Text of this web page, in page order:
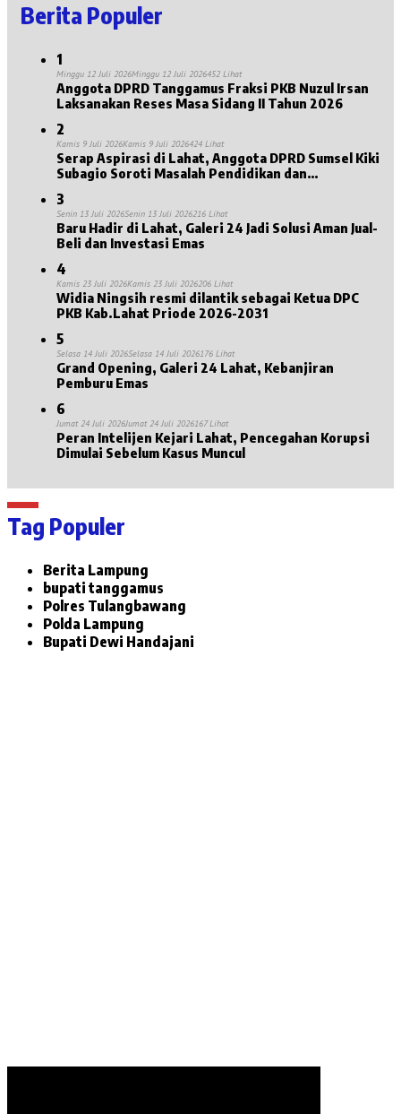
Berita Populer
1
Minggu 12 Juli 2026Minggu 12 Juli 2026452 Lihat
Anggota DPRD Tanggamus Fraksi PKB Nuzul Irsan
Laksanakan Reses Masa Sidang II Tahun 2026
2
Kamis 9 Juli 2026Kamis 9 Juli 2026424 Lihat
Serap Aspirasi di Lahat, Anggota DPRD Sumsel Kiki
Subagio Soroti Masalah Pendidikan dan
3
Senin 13 Juli 2026Senin 13 Juli 2026216 Lihat
Baru Hadir di Lahat, Galeri 24 Jadi Solusi Aman Jual-
Beli dan Investasi Emas
4
Kamis 23 Juli 2026Kamis 23 Juli 2026206 Lihat
Widia Ningsih resmi dilantik sebagai Ketua DPC
PKB Kab.Lahat Priode 2026-2031
5
Selasa 14 Juli 2026Selasa 14 Juli 2026176 Lihat
Grand Opening, Galeri 24 Lahat, Kebanjiran
Pemburu Emas
6
Jumat 24 Juli 2026Jumat 24 Juli 2026167 Lihat
Peran Intelijen Kejari Lahat, Pencegahan Korupsi
Dimulai Sebelum Kasus Muncul
Tag Populer
Berita Lampung
bupati tanggamus
Polres Tulangbawang
Polda Lampung
Bupati Dewi Handajani